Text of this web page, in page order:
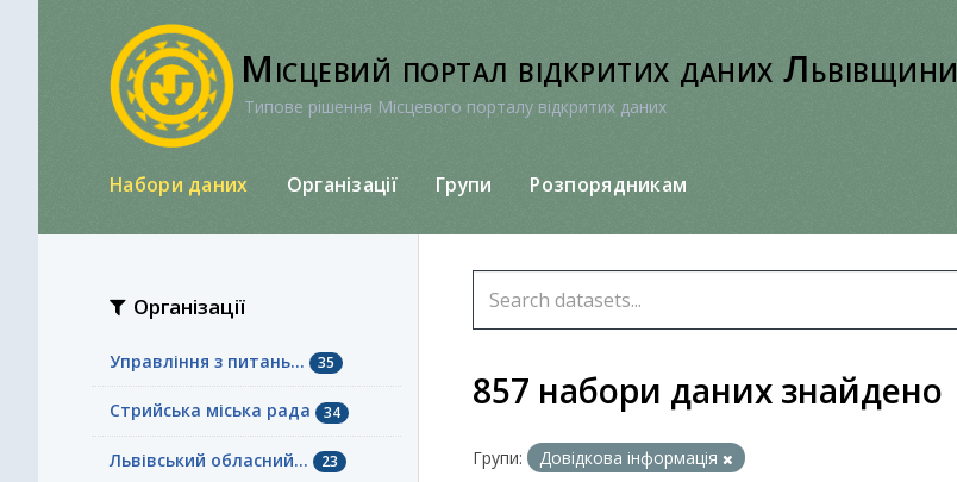
Місцевий портал відкритих даних Львівщини
Типове рішення Місцевого порталу відкритих даних
Набори даних Організації Групи Розпорядникам
Організації
Управління з питань... 35
Стрийська міська рада 34
Львівський обласний... 23
857 набори даних знайдено
Групи: Довідкова інформація